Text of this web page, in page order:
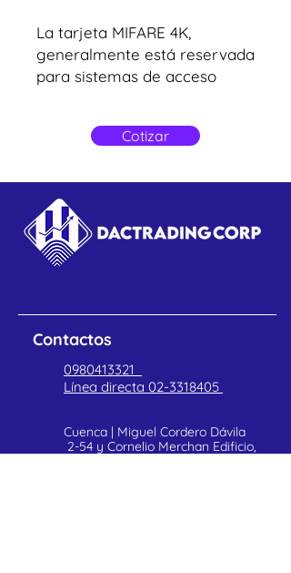
La tarjeta MIFARE 4K,
generalmente está reservada
para sistemas de acceso
huellas digitales se
MIFARE.
Tamaño: 8.5 x 5.5 cm
ID único : 32 bits
Cotizar
Contactos
0980413321
Línea directa 02-3318405
Cuenca | Miguel Cordero Dávila
2-54 y Cornelio Merchan Edificio,